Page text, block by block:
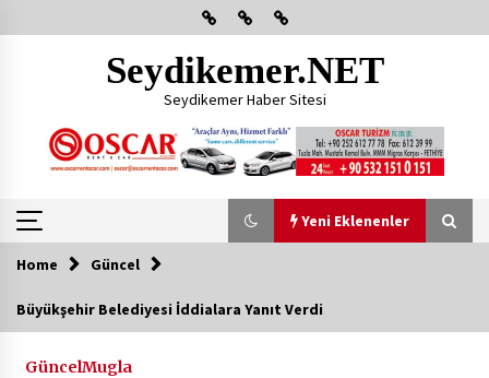
to
Seydikemer.NET
Seydikemer Haber Sitesi
Yeni Eklenenler
Yeni Eklenenler
Home Güncel
Büyükşehir Belediyesi İddialara Yanıt Verdi
GüncelMugla